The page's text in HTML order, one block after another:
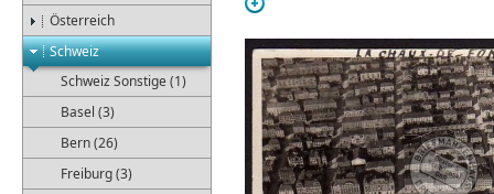
Österreich
Schweiz
Schweiz Sonstige (1)
Basel (3)
Bern (26)
Freiburg (3)